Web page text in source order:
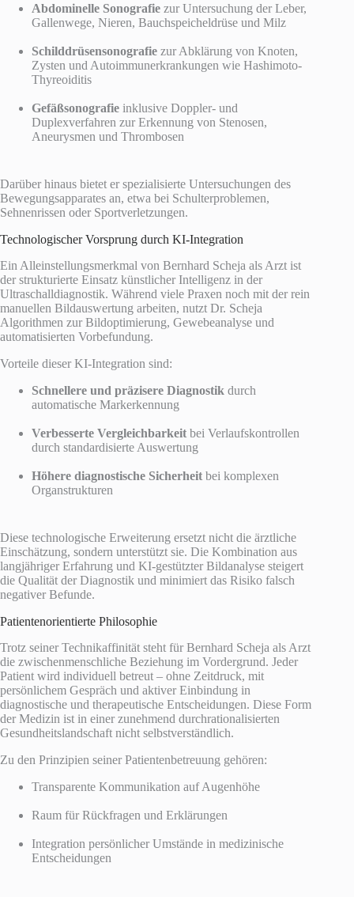
Abdominelle Sonografie zur Untersuchung der Leber,
Gallenwege, Nieren, Bauchspeicheldrüse und Milz
Schilddrüsensonografie zur Abklärung von Knoten,
Zysten und Autoimmunerkrankungen wie Hashimoto-
Thyreoiditis
Gefäßsonografie inklusive Doppler- und
Duplexverfahren zur Erkennung von Stenosen,
Aneurysmen und Thrombosen
Darüber hinaus bietet er spezialisierte Untersuchungen des
Bewegungsapparates an, etwa bei Schulterproblemen,
Sehnenrissen oder Sportverletzungen.
Technologischer Vorsprung durch KI-Integration
Ein Alleinstellungsmerkmal von Bernhard Scheja als Arzt ist
der strukturierte Einsatz künstlicher Intelligenz in der
Ultraschalldiagnostik. Während viele Praxen noch mit der rein
manuellen Bildauswertung arbeiten, nutzt Dr. Scheja
Algorithmen zur Bildoptimierung, Gewebeanalyse und
automatisierten Vorbefundung.
Vorteile dieser KI-Integration sind:
Schnellere und präzisere Diagnostik durch
automatische Markerkennung
Verbesserte Vergleichbarkeit bei Verlaufskontrollen
durch standardisierte Auswertung
Höhere diagnostische Sicherheit bei komplexen
Organstrukturen
Diese technologische Erweiterung ersetzt nicht die ärztliche
Einschätzung, sondern unterstützt sie. Die Kombination aus
langjähriger Erfahrung und KI-gestützter Bildanalyse steigert
die Qualität der Diagnostik und minimiert das Risiko falsch
negativer Befunde.
Patientenorientierte Philosophie
Trotz seiner Technikaffinität steht für Bernhard Scheja als Arzt
die zwischenmenschliche Beziehung im Vordergrund. Jeder
Patient wird individuell betreut – ohne Zeitdruck, mit
persönlichem Gespräch und aktiver Einbindung in
diagnostische und therapeutische Entscheidungen. Diese Form
der Medizin ist in einer zunehmend durchrationalisierten
Gesundheitslandschaft nicht selbstverständlich.
Zu den Prinzipien seiner Patientenbetreuung gehören:
Transparente Kommunikation auf Augenhöhe
Raum für Rückfragen und Erklärungen
Integration persönlicher Umstände in medizinische
Entscheidungen